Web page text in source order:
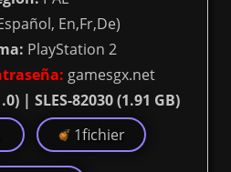
En,Fr,De)
PlayStation 2
gamesgx.net
| SLES-82030 (1.91 GB)
1fichier